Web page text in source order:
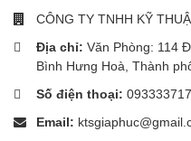
rộng thông qua thẻ MicroSD
nó được đáp ứng một cách
Bộ nhớ trong: 32 GB
Bộ nhớ còn lại (khả
Thẻ nhớ: MicroSD, hỗ
Danh bạ:
CÔNG TY TNHH KỸ
Địa chỉ: Văn Phòng: 114
Bình Hưng Hoà, Thành
Số điện thoại:
Email: